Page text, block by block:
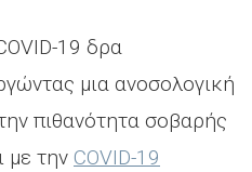
19 δρα
μια ανοσολογική
πιθανότητα σοβαρής
με την COVID-19